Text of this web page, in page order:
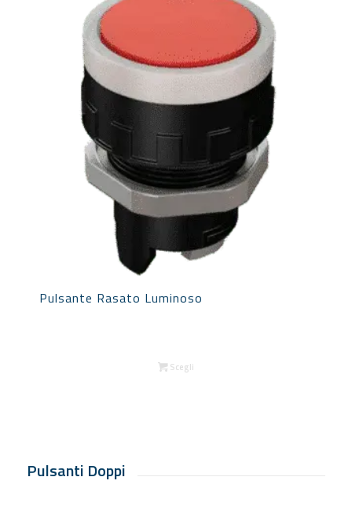
Pulsante Rasato Luminoso
Scegli
Pulsanti Doppi